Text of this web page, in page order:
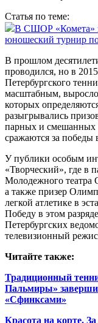
Статья по теме:
В СШОР «Комета»
юношеский турнир
В прошлом
проводился, но в
Петербургского
масштабным,
которых
разыгрывались
парных и смешанных
сражаются за победы
У публики особым
«Творческий», где в
Молодежного театра
а также призер
легкой атлетике в
Победу в этом
Петербургских
телевизионный
Читайте также:
Традиционный
Пальмиры»
«Сфинксами»
Красота на корте.